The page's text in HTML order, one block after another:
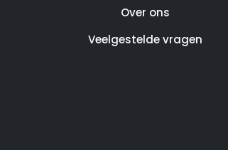
Over ons
Veelgestelde vragen